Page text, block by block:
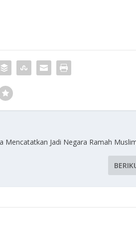
Mencatatkan Jadi Negara Ramah